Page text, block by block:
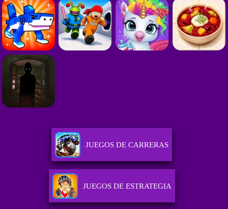
JUEGOS DE CARRERAS
JUEGOS DE ESTRATEGIA